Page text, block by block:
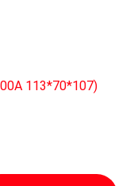
113*70*107)